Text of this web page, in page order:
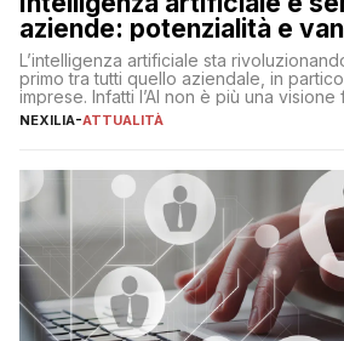
aziende: potenzialità e
L’intelligenza artificiale sta
primo tra tutti quello aziendale, in
imprese. Infatti l’AI non è più una visione
realtà operativa che sta portando a un
operazioni, bensì comporta […]
NEXILIA-ATTUALITÀ